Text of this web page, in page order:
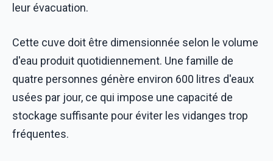
leur évacuation.
Cette cuve doit être dimensionnée selon le volume
d'eau produit quotidiennement. Une famille de
quatre personnes génère environ 600 litres d'eaux
usées par jour, ce qui impose une capacité de
stockage suffisante pour éviter les vidanges trop
fréquentes.